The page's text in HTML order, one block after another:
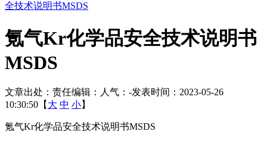
全技术说明书MSDS
氪气Kr化学品安全技术说明书
MSDS
文章出处： 责任编辑： 人气： -发表时间：2023-05-26
10:30:50【 大 中 小】
氪气Kr化学品安全技术说明书MSDS